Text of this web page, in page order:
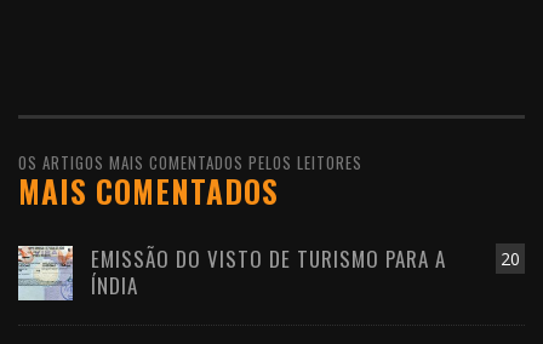
OS ARTIGOS MAIS COMENTADOS PELOS LEITORES
MAIS COMENTADOS
20
EMISSÃO DO VISTO DE TURISMO PARA A
ÍNDIA